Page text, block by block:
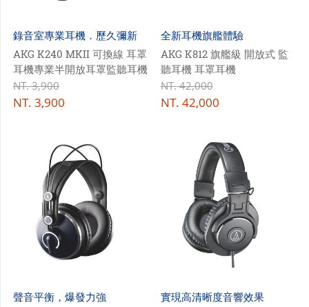
錄音室專業耳機．歷久彌新
AKG K240 MKII 可換線 耳罩
耳機專業半開放耳罩監聽耳機
NT.3,900
NT. 3,900
全新耳機旗艦體驗
AKG K812 旗艦級 開放式 監
聽耳機 耳罩耳機
NT.42,000
NT. 42,000
聲音平衡，爆發力強
實現高清晰度音響效果